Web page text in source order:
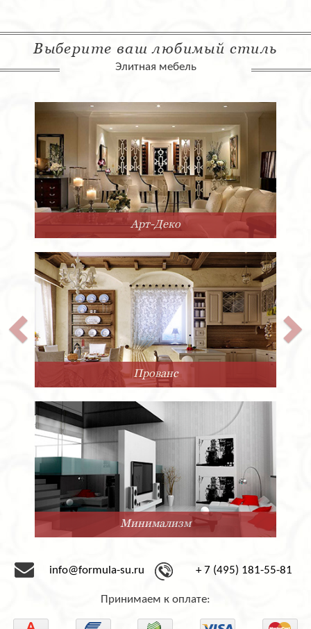
Выберите ваш любимый стиль
Элитная мебель
Арт-Деко
Прованс
Минимализм
info@formula-su.ru + 7 (495) 181-55-81
Принимаем к оплате: